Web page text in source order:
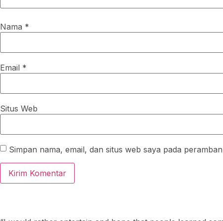
Nama *
Email *
Situs Web
Simpan nama, email, dan situs web saya pada